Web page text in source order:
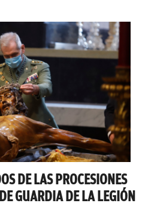
DE LAS PROCESIONES
GUARDIA DE LA LEGIÓN